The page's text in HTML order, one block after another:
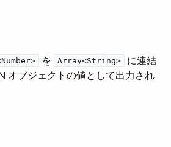
​ を ​ Array<String>
​ に連結
オブジェクトの値として出力され